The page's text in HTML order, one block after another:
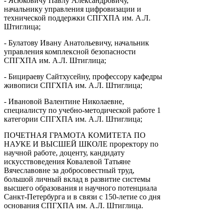
начальнику управления цифровизации и
технической поддержки СПГХПА им. А.Л.
Штиглица;
- Булатову Ивану Анатольевичу, начальник
управления комплексной безопасности
СПГХПА им. А.Л. Штиглица;
- Бицираеву Сайтхусейну, профессору кафедры
живописи СПГХПА им. А.Л. Штиглица;
- Ивановой Валентине Николаевне,
специалисту по учебно-методической работе 1
категории СПГХПА им. А.Л. Штиглица;
ПОЧЕТНАЯ ГРАМОТА КОМИТЕТА ПО
НАУКЕ И ВЫСШЕЙ ШКОЛЕ проректору по
научной работе, доценту, кандидату
искусствоведения Ковалевой Татьяне
Вячеславовне за добросовестный труд,
большой личный вклад в развитие системы
высшего образования и научного потенциала
Санкт-Петербурга и в связи с 150-летие со дня
основания СПГХПА им. А.Л. Штиглица.